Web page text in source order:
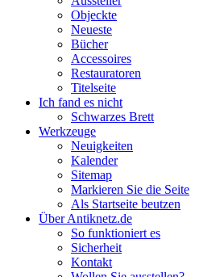
Objeckte
Neueste
Bücher
Accessoires
Restauratoren
Titelseite
Ich fand es nicht
Schwarzes Brett
Werkzeuge
Neuigkeiten
Kalender
Sitemap
Markieren Sie die Seite
Als Startseite beutzen
Über Antiknetz.de
So funktioniert es
Sicherheit
Kontakt